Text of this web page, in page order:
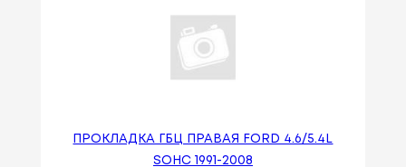
ПРОКЛАДКА ГБЦ ПРАВАЯ FORD 4.6/5.4L
SOHC 1991-2008